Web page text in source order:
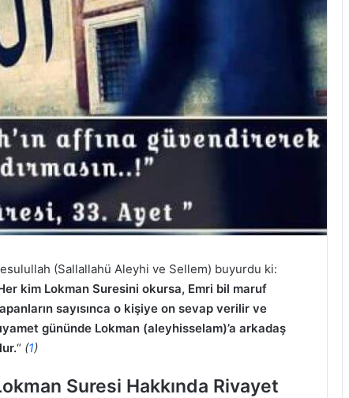
(Sallallahü Aleyhi ve Sellem) buyurdu ki:
kim Lokman Suresini okursa, Emri bil maruf
sayısınca o kişiye on sevap verilir ve
gününde Lokman (aleyhisselam)’a arkadaş
“ (1)
Suresi Hakkında Rivayet